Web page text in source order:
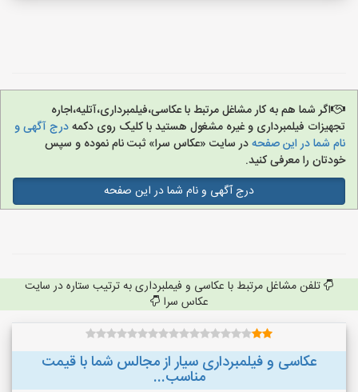
اگر شما هم به کار مشاغل مرتبط با عکاسی،فیلمبرداری،آتلیه،اجاره
تجهیزات فیلمبرداری و غیره مشغول هستید با کلیک روی دکمهدرج آگهی و
نام شما در این صفحهدر سایت «عکاس سرا» ثبت نام نموده و سپس
خودتان را معرفی کنید.
درج آگهی و نام شما در این صفحه
تلفن مشاغل مرتبط با عکاسی و فیملبرداری به ترتیب ستاره در سایت
عکاس سرا
عکاسی و فیلمبرداری سیار از مجالس شما با قیمت
مناسب...